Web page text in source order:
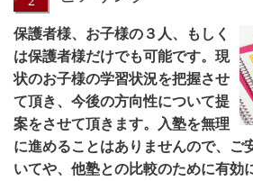
保護者様、お子様の３人、もしく
は保護者様だけでも可能です。現
状のお子様の学習状況を把握させ
て頂き、今後の方向性について提
案をさせて頂きます。入塾を無理
に進めることはありませんので、ご
いてや、他塾との比較のために有効